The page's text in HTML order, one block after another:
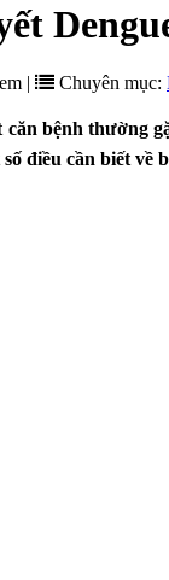
| Chuyên mục:
căn bệnh thường
điều cần biết về